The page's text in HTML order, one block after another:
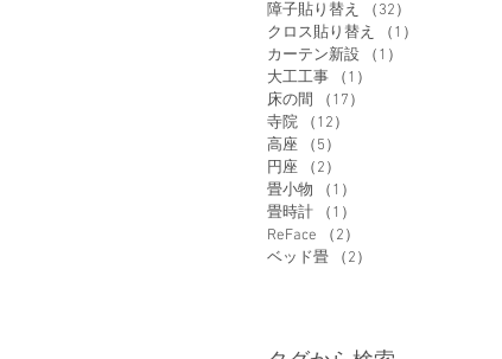
障子貼り替え
（32）
クロス貼り替え
（1）
カーテン新設
（1）
大工工事
（1）
床の間
（17）
寺院
（12）
高座
（5）
円座
（2）
畳小物
（1）
畳時計
（1）
ReFace
（2）
ベッド畳
（2）